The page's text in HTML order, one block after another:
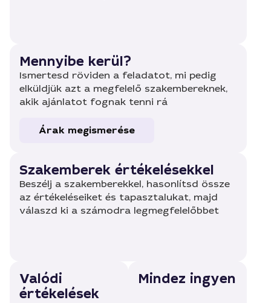
Mennyibe kerül?
Ismertesd röviden a feladatot, mi pedig
elküldjük azt a megfelelő szakembereknek,
akik ajánlatot fognak tenni rá
Árak megismerése
Szakemberek értékelésekkel
Beszélj a szakemberekkel, hasonlítsd össze
az értékeléseiket és tapasztalukat, majd
válaszd ki a számodra legmegfelelőbbet
Valódi
értékelések
Mindez ingyen